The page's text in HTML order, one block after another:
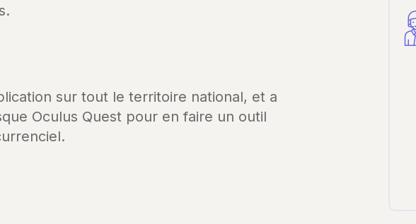
sur tout le territoire national, et a
Oculus Quest pour en faire un outil